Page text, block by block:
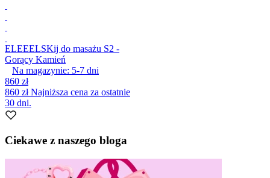
ELEEELSKij do masażu S2 -
Gorący Kamień
Na magazynie: 5-7 dni
860 zł
860 złNajniższa cena za ostatnie
30 dni.
Ciekawe z naszego bloga